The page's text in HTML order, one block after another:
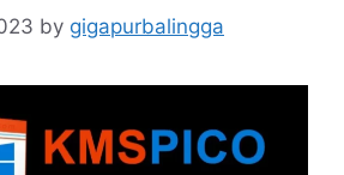
by gigapurbalingga